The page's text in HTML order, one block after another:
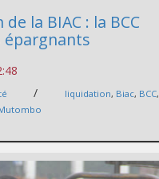
la BIAC : la BCC
épargnants
/ liquidation, Biac, BCC,